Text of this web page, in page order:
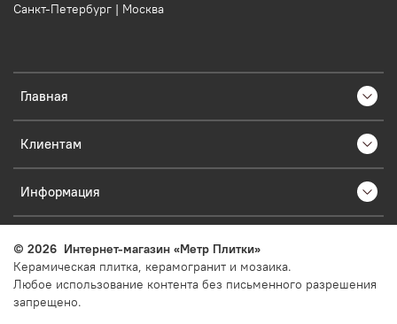
Главная
Клиентам
Информация
Санкт-Петербург | Москва
© 2026 Интернет-магазин «Метр Плитки»
Керамическая плитка, керамогранит и мозаика.
Любое использование контента без письменного разрешения
запрещено.